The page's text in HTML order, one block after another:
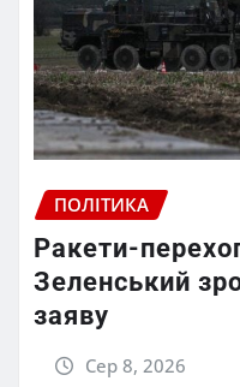
ПОЛІТИКА
Ракети-
Зеленський
заяву
Сер 8, 2026